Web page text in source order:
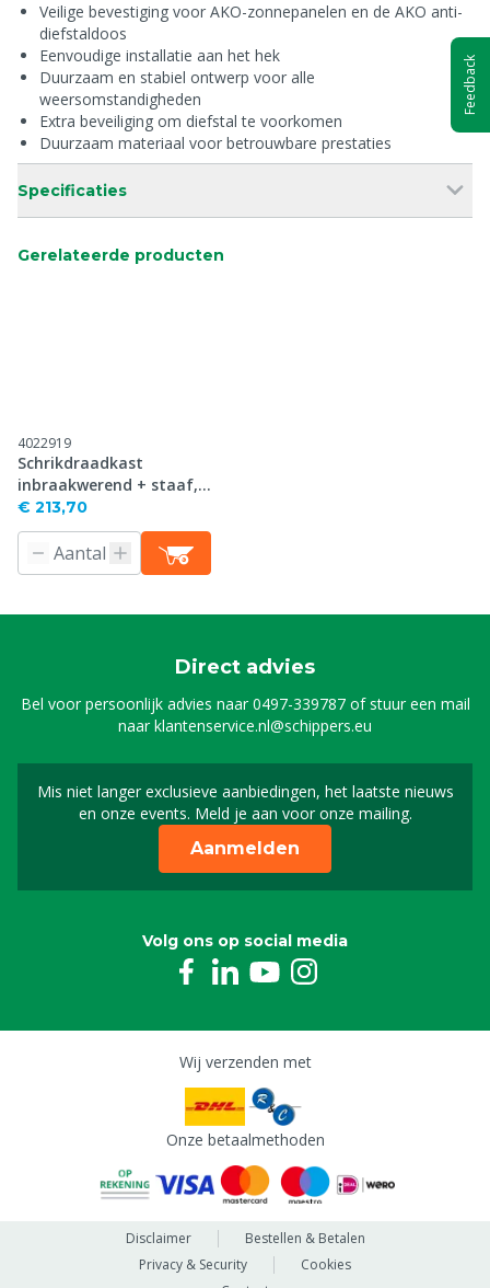
Veilige bevestiging voor AKO-zonnepanelen en de AKO anti-
diefstaldoos
Eenvoudige installatie aan het hek
Duurzaam en stabiel ontwerp voor alle
weersomstandigheden
Extra beveiliging om diefstal te voorkomen
Duurzaam materiaal voor betrouwbare prestaties
Specificaties
Gerelateerde producten
4022919
Schrikdraadkast
inbraakwerend + staaf,
gegalvaniseerd
€ 213,70
Direct advies
Bel voor persoonlijk advies naar0497-339787of stuur een mail
naarklantenservice.nl@schippers.eu
Mis niet langer exclusieve aanbiedingen, het laatste nieuws
en onze events. Meld je aan voor onze mailing.
Schrijf je in voor onze
Aanmelden
Volg ons op social media
Wij verzenden met
Onze betaalmethoden
Disclaimer
Bestellen & Betalen
Privacy & Security
Cookies
Feedback